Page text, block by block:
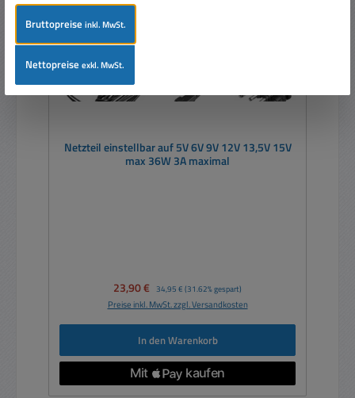
Netzteil einstellbar auf 5V 6V 9V 12V 13,5V 15V
max 36W 3A maximal
Verkaufspreis:
23,90 € Regulärer Preis:
34,95 € (31.62% gespart)
Preise inkl. MwSt. zzgl. Versandkosten
In den Warenkorb
Bruttopreiseinkl. MwSt.
Nettopreiseexkl. MwSt.